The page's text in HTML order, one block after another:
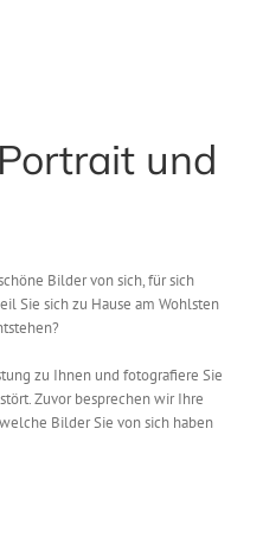
und
Bilder von sich, für sich
Sie sich zu Hause am Wohlsten
zu Ihnen und fotografiere Sie
Zuvor besprechen wir Ihre
Bilder Sie von sich haben